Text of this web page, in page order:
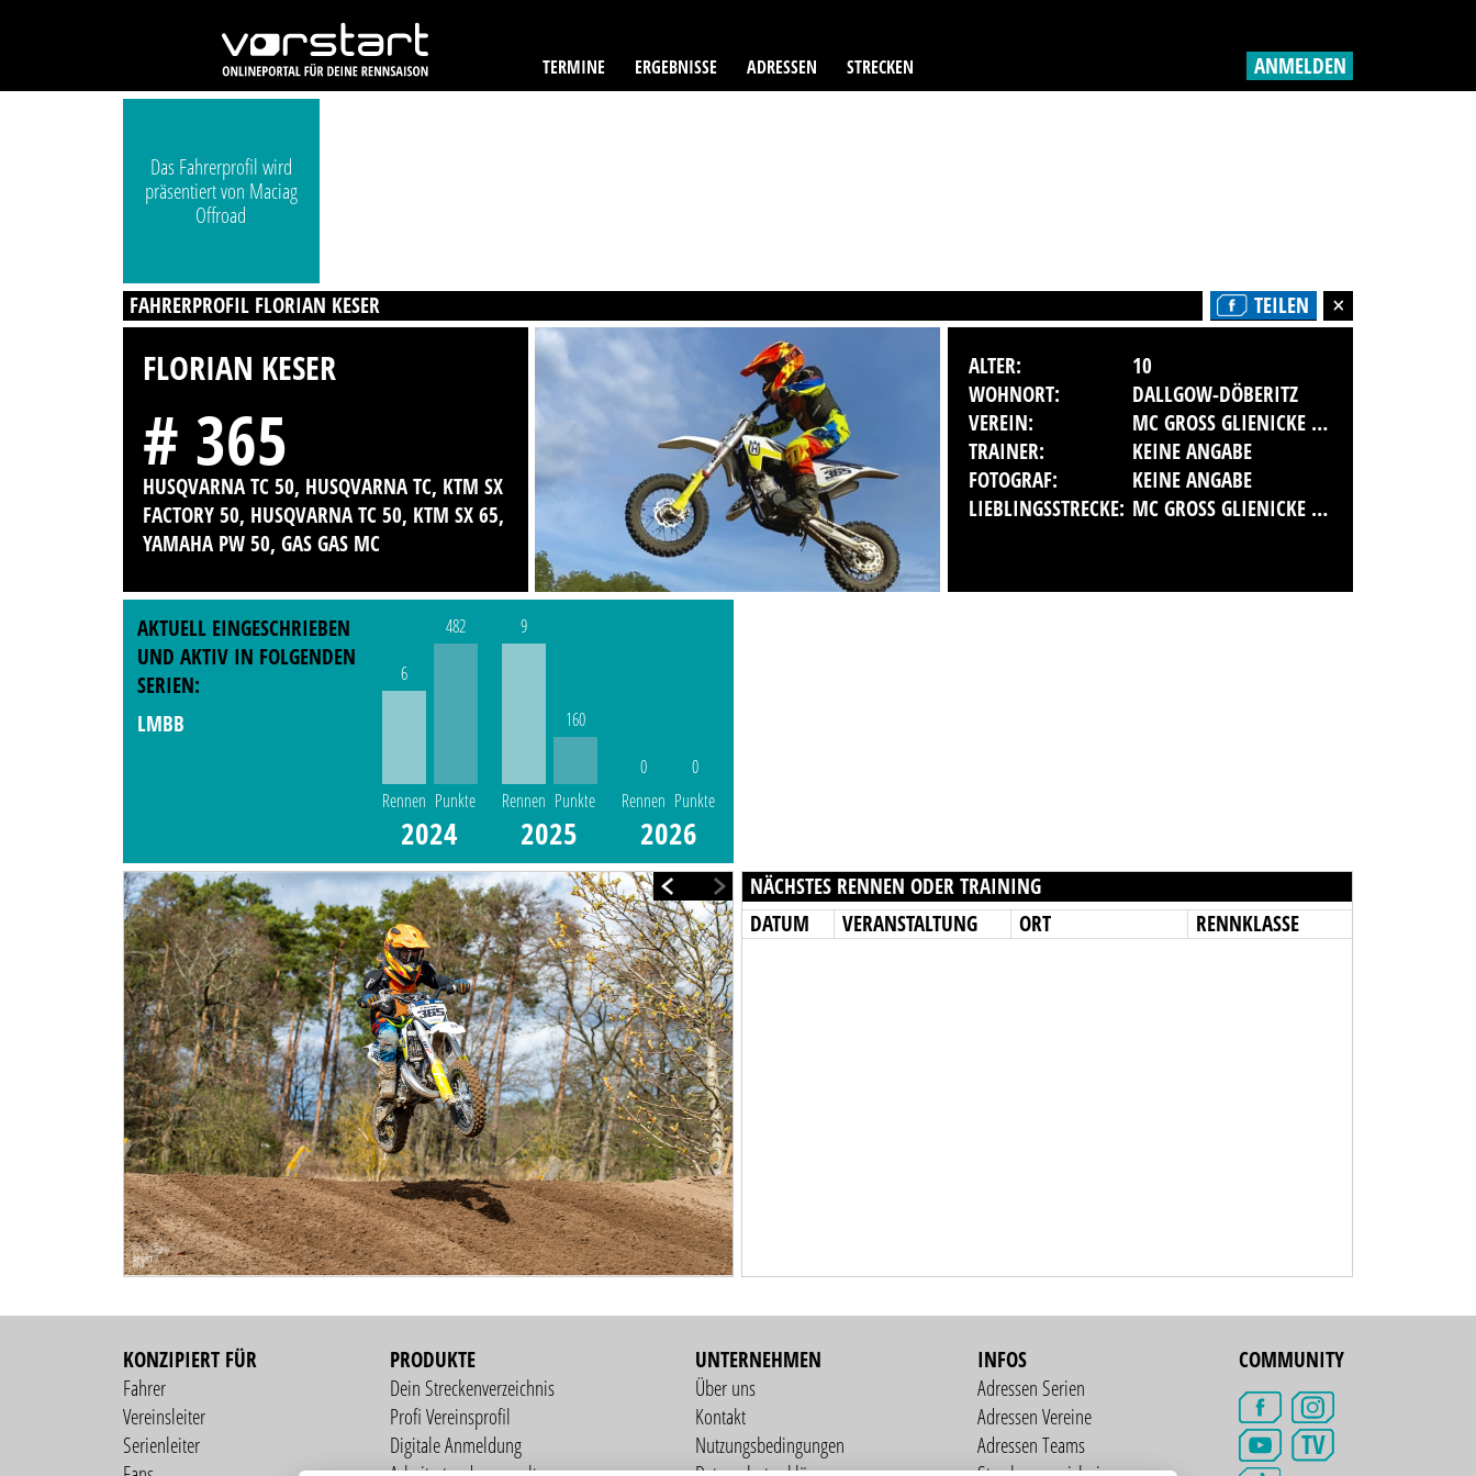
TERMINE ERGEBNISSE ADRESSEN STRECKEN ANMELDEN
Das Fahrerprofil wird
präsentiert von Maciag
Offroad
FAHRERPROFIL FLORIAN KESER TEILEN
FLORIAN KESER
# 365
HUSQVARNA TC 50, HUSQVARNA TC, KTM SX
FACTORY 50, HUSQVARNA TC 50, KTM SX 65,
YAMAHA PW 50, GAS GAS MC
ALTER:
10
WOHNORT:
DALLGOW-DÖBERITZ
VEREIN:
MC GROSS GLIENICKE E.V.
TRAINER:
KEINE ANGABE
FOTOGRAF:
KEINE ANGABE
LIEBLINGSSTRECKE:
MC GROSS GLIENICKE E.V.
AKTUELL EINGESCHRIEBEN
UND AKTIV IN FOLGENDEN
SERIEN:
LMBB
6
Rennen
482
Punkte
2024
9
Rennen
160
Punkte
2025
0
Rennen
0
Punkte
2026
NÄCHSTES RENNEN ODER TRAINING
DATUM
VERANSTALTUNG ORT RENNKLASSE
KONZIPIERT FÜR
Fahrer
Vereinsleiter
Serienleiter
PRODUKTE
Dein Streckenverzeichnis
Profi Vereinsprofil
Digitale Anmeldung
UNTERNEHMEN
Über uns
Kontakt
Nutzungsbedingungen
INFOS
Adressen Serien
Adressen Vereine
Adressen Teams
COMMUNITY
TV